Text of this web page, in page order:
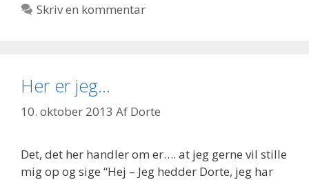
Skriv en kommentar
Her er jeg…
10. oktober 2013 Af Dorte
Det, det her handler om er…. at jeg gerne vil stille
mig op og sige “Hej – Jeg hedder Dorte, jeg har